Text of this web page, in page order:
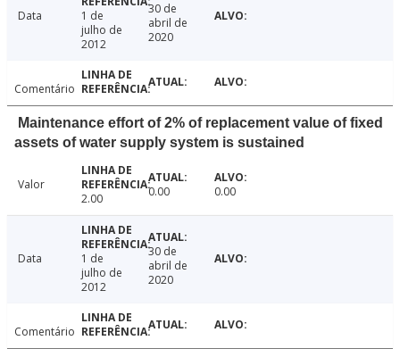
Data
1 de
julho de
2012
30 de
abril de
2020
Comentário
Maintenance effort of 2% of replacement value of fixed
assets of water supply system is sustained
Valor
2.00
0.00 0.00
Data
1 de
julho de
2012
30 de
abril de
2020
Comentário